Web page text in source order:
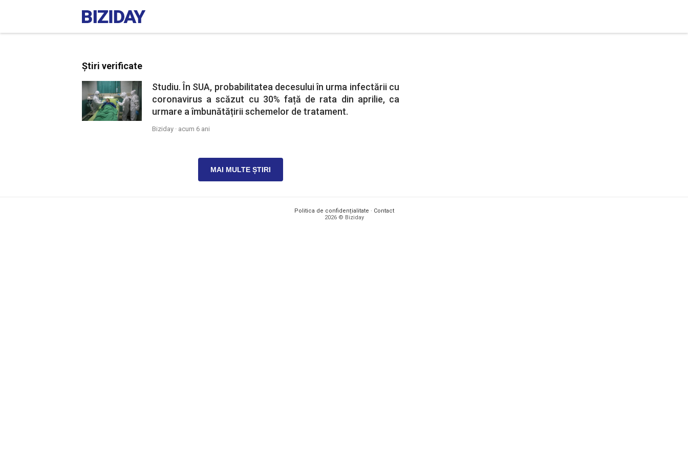
Știri verificate
Studiu. În SUA, probabilitatea decesului în urma infectării cu
coronavirus a scăzut cu 30% față de rata din aprilie, ca
urmare a îmbunătățirii schemelor de tratament.
Biziday · acum 6 ani
MAI MULTE ȘTIRI
Politica de confidențialitate · Contact
2026 © Biziday